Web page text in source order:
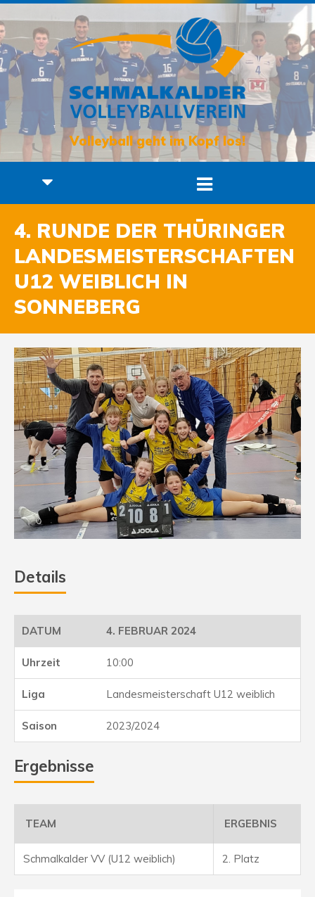
Volleyball geht im Kopf los!
4. RUNDE DER THÜRINGER
LANDESMEISTERSCHAFTEN
U12 WEIBLICH IN
SONNEBERG
Details
4. FEBRUAR 2024
10:00
Landesmeisterschaft U12 weiblich
2023/2024
Ergebnisse
TEAM ERGEBNIS
Schmalkalder VV (U12 weiblich) 2. Platz